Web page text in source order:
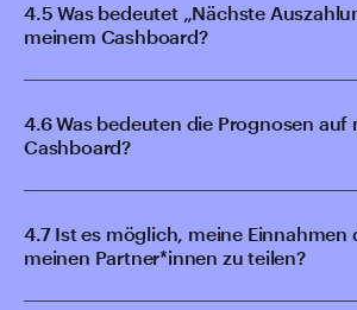
4.5 Was bedeutet „Nächste
meinem Cashboard?
4.6 Was bedeuten die Prognosen auf
Cashboard?
4.7 Ist es möglich, meine Einnahmen
meinen Partner*innen zu teilen?